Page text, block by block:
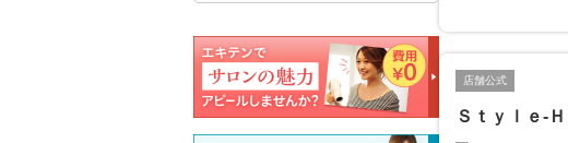
店舗公式
Ｓｔｙｌｅ‐Ｈ